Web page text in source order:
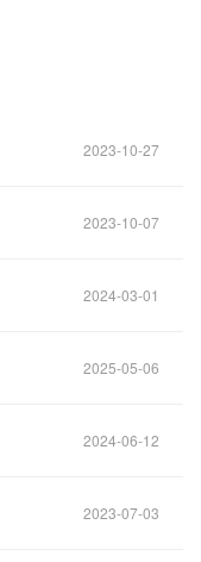
2023-10-27
2023-10-07
2024-03-01
2025-05-06
2024-06-12
2023-07-03